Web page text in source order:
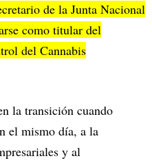
de la Junta Nacional
como titular del
del Cannabis
la transición cuando
el mismo día, a la
y al